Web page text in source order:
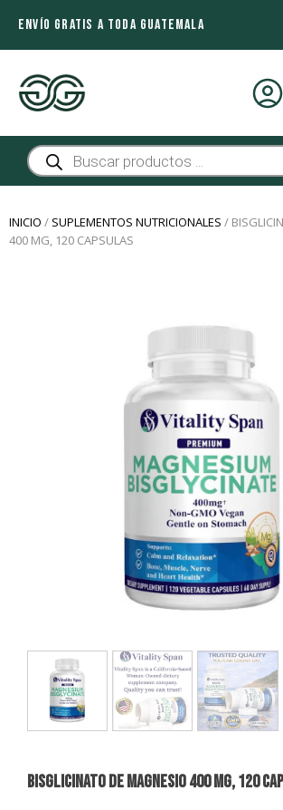
ENVÍO GRATIS A TODA GUATEMALA
Búsqueda
de
productos
INICIO / SUPLEMENTOS NUTRICIONALES /
400 MG, 120 CAPSULAS
BISGLICINATO DE MAGNESIO 400 MG, 120